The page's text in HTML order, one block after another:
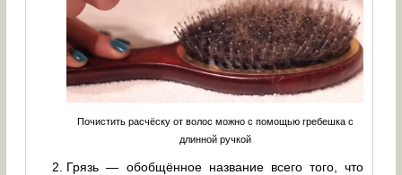
Почистить расчёску от волос можно с помощью гребешка с
длинной ручкой
Грязь — обобщённое название всего того, что